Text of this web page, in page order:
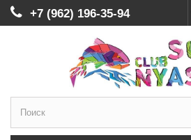
+7 (962) 196-35-94